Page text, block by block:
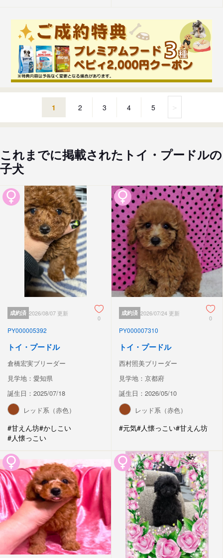
1 2 3 4 5 ＞
これまでに掲載されたトイ・プードルの
子犬
成約済 2026/08/07 更新
0
PY000005392
トイ・プードル
倉橋宏実ブリーダー
見学地：愛知県
誕生日：2025/07/18
レッド系（赤色）
#甘えん坊#かしこい
#人懐っこい
成約済 2026/07/24 更新
0
PY000007310
トイ・プードル
西村照美ブリーダー
見学地：京都府
誕生日：2026/05/10
レッド系（赤色）
#元気#人懐っこい#甘えん坊